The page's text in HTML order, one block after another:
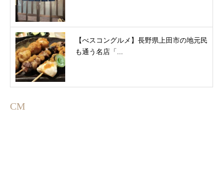
【べスコングルメ】長野県上田市の地元民
も通う名店「...
CM